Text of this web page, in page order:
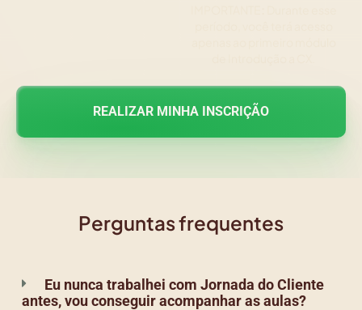
REALIZAR MINHA INSCRIÇÃO
Perguntas frequentes
Eu nunca trabalhei com Jornada do Cliente
antes, vou conseguir acompanhar as aulas?